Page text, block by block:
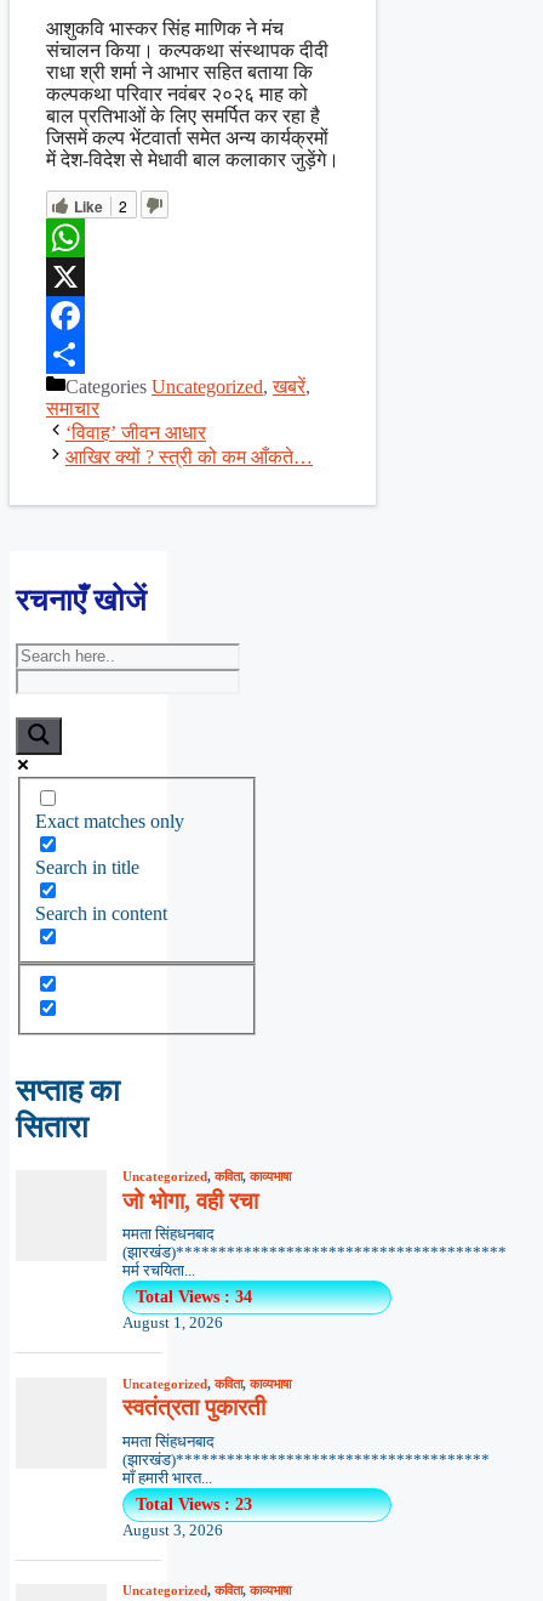
आशुकवि भास्कर सिंह माणिक ने मंच
संचालन किया। कल्पकथा संस्थापक दीदी
राधा श्री शर्मा ने आभार सहित बताया कि
कल्पकथा परिवार नवंबर २०२६ माह को
बाल प्रतिभाओं के लिए समर्पित कर रहा है
जिसमें कल्प भेंटवार्ता समेत अन्य कार्यक्रमों
में देश-विदेश से मेधावी बाल कलाकार जुड़ेंगे।
Like 2
WhatsApp
X
Facebook
ShareCategories Uncategorized,खबरें,
समाचार
‘विवाह’ जीवन आधार
आखिर क्यों ? स्त्री को कम आँकते…
रचनाएँ खोजें
Exact matches only
Search in title
Search in content
सप्ताह का
सितारा
Uncategorized,कविता,काव्यभाषा
जो भोगा, वही रचा
ममता सिंहधनबाद
(झारखंड)***************************************
मर्म रचयिता...
Total Views : 34
August 1, 2026
Uncategorized,कविता,काव्यभाषा
स्वतंत्रता पुकारती
ममता सिंहधनबाद
(झारखंड)*************************************
माँ हमारी भारत...
Total Views : 23
August 3, 2026
Uncategorized,कविता,काव्यभाषा